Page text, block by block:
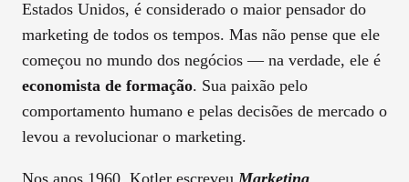
Estados Unidos, é considerado o maior pensador do
marketing de todos os tempos. Mas não pense que ele
começou no mundo dos negócios — na verdade, ele é
economista de formação. Sua paixão pelo
comportamento humano e pelas decisões de mercado o
levou a revolucionar o marketing.
Nos anos 1960, Kotler escreveu Marketing